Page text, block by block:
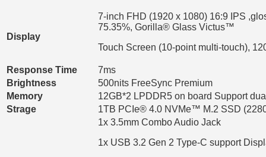
Display
7-inch FHD (1920 x 1080) 16:9 IPS
75.35%, Gorilla® Glass Victus™
Touch Screen (10-point multi-touch),
Response Time
7ms
Brightness
500nits FreeSync Premium
Memory
12GB*2 LPDDR5 on board Support
Strage
1TB PCIe® 4.0 NVMe™ M.2 SSD
1x 3.5mm Combo Audio Jack
1x USB 3.2 Gen 2 Type-C support